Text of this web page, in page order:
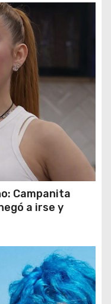
Campanita
a irse y